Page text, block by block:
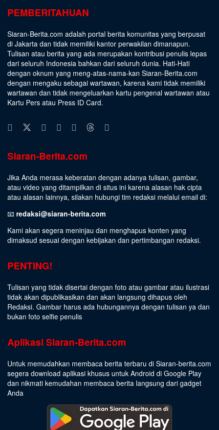
PEMBERITAHUAN
Siaran-Berita.com adalah portal berita komunitas yang berpusat
di Jakarta dan tidak memiliki kantor perwakilan dimanapun.
Tulisan atau berita yang ada merupakan kontribusi penulis lepas
dari seluruh Indonesia bahkan dari seluruh dunia. Hati-Hati
dengan oknum yang meng-atas-nama-kan Siaran-Berita.com
dengan mengaku sebagai wartawan, karena kami tidak memiliki
wartawan dan tidak mengeluarkan kartu pengenal wartawan atau
Kartu Pers atau Press ID Card.
Siaran-Berita.com
Jika Anda merasa keberatan dengan adanya tulisan, gambar,
atau video yang ditampilkan di situs ini karena alasan hak cipta
atau alasan lainnya, silakan hubungi tim redaksi melalui email di:
📧 redaksi@siaran-berita.com
Kami akan segera meninjau dan menghapus konten yang
dimaksud sesuai dengan kebijakan dan pertimbangan redaksi.
PENTING!
Tulisan yang tidak disertai dengan foto atau gambar atau ilustrasi
tidak akan dipublikasikan dan akan langsung dihapus oleh
Redaksi. Gambar harus ada hubungannya dengan tulisan ya dan
bukan foto selfie penulis
Aplikasi Siaran-Berita.com
Untuk memudahkan membaca berita terbaru di Siaran-berita.com
segera download aplikasi khusus untuk Android di Google Play
dan nikmati kemudahan membaca berita langsung dari gadget
Anda